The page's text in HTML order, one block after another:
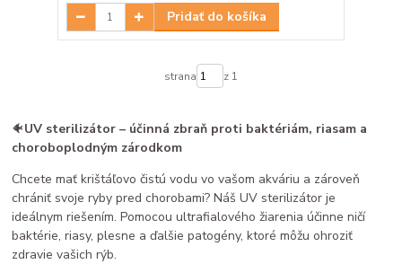
Pridať do košíka
strana z 1
🐠UV sterilizátor – účinná zbraň proti baktériám, riasam a
choroboplodným zárodkom
Chcete mať krištáľovo čistú vodu vo vašom akváriu a zároveň
chrániť svoje ryby pred chorobami? Náš UV sterilizátor je
ideálnym riešením. Pomocou ultrafialového žiarenia účinne ničí
baktérie, riasy, plesne a ďalšie patogény, ktoré môžu ohroziť
zdravie vašich rýb.